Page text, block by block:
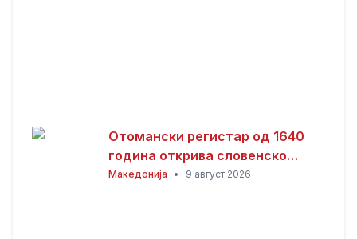
Отомански регистар од 1640
година открива словенско
население на Ситонија –
Македонија • 9 август 2026